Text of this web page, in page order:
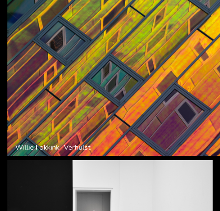
Willie Fokkink -Verhulst